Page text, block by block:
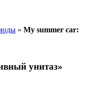
» My summer car:
унитаз»